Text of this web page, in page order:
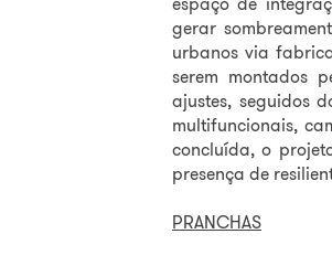
gerar
urbanos via
serem montados
ajustes, seguidos
multifuncionais,
concluída, o
presença de
PRANCHAS